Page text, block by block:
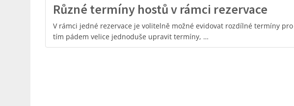
Různé termíny hostů v rámci rezervace
V rámci jedné rezervace je volitelně možné evidovat rozdílné termíny
tím pádem velice jednoduše upravit termíny, …